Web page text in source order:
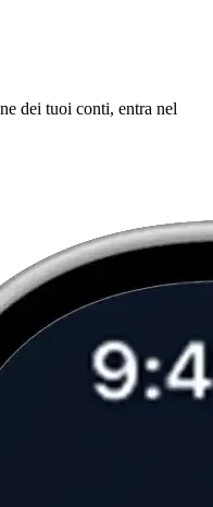
dei tuoi conti, entra nel